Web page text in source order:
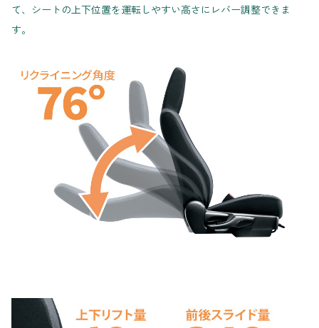
て、シートの上下位置を運転しやすい高さにレバー調整できま
す。